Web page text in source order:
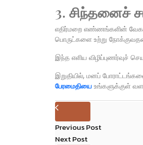
3. சிந்தனைச்
எதிர்மறை எண்ணங்களின் வேகம்
பொருட்களை உற்று
இந்த எளிய விழிப்புணர்வுச்
இறுதியில், மனப்
பேரமைதியை உங்களுக்குள்
Previous Post
Next Post